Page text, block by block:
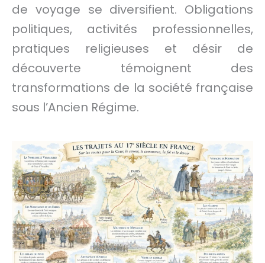
de voyage se diversifient. Obligations
politiques, activités professionnelles,
pratiques religieuses et désir de
découverte témoignent des
transformations de la société française
sous l’Ancien Régime.